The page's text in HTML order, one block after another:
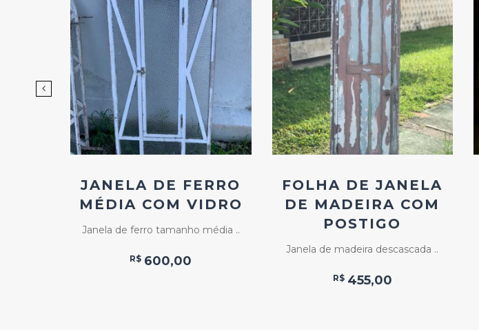
Add
ao
Favoritos
JANELA DE FERRO
MÉDIA COM VIDRO
Janela de ferro tamanho média ..
R$ 600,00
Add
ao
Favoritos
FOLHA DE JANELA
DE MADEIRA COM
POSTIGO
Janela de madeira descascada ..
R$ 455,00